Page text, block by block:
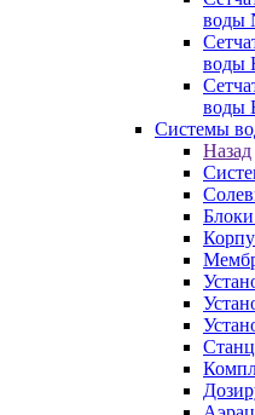
воды
воды
воды
Системы
Назад